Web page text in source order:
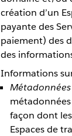
création d’un
payante des
paiement) des
des
Informations
Métadonnées
façon dont
Espaces de